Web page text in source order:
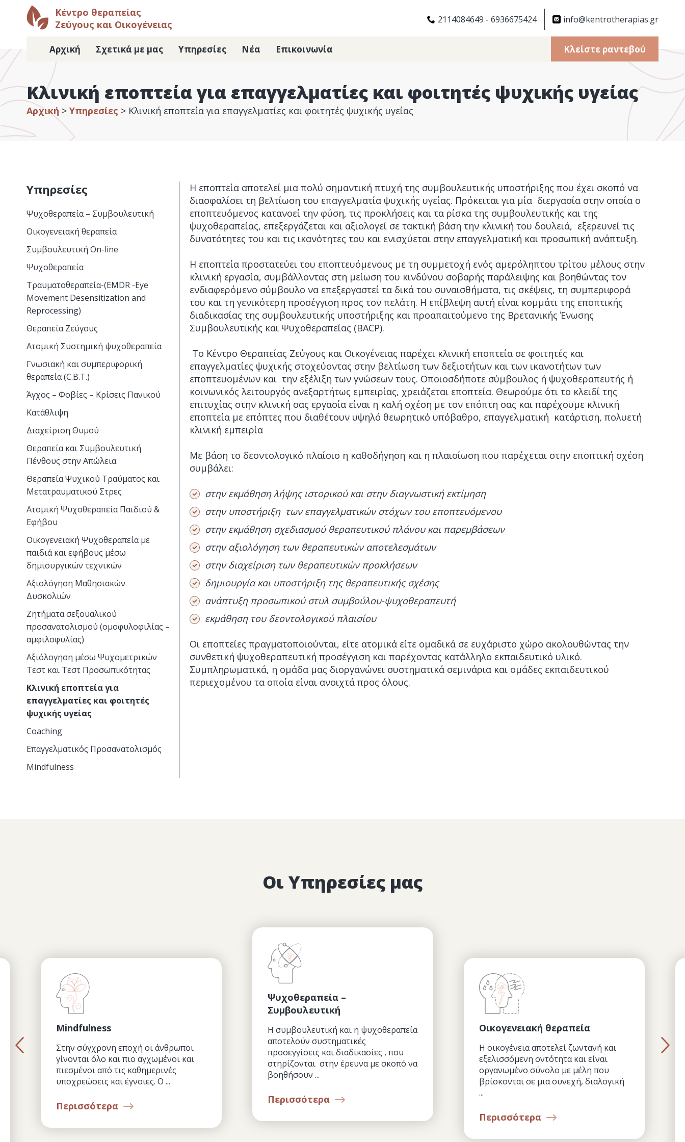
Κέντρο θεραπείας
Ζεύγους και Οικογένειας
2114084649 - 6936675424 info@kentrotherapias.gr
Αρχική Σχετικά με μας Υπηρεσίες Νέα Επικοινωνία Κλείστε ραντεβού
Κλινική εποπτεία για επαγγελματίες και φοιτητές ψυχικής υγείας
Αρχική > Υπηρεσίες > Κλινική εποπτεία για επαγγελματίες και φοιτητές ψυχικής υγείας
Υπηρεσίες
Ψυχοθεραπεία – Συμβουλευτική
Οικογενειακή θεραπεία
Συμβουλευτική On-line
Ψυχοθεραπεία
Τραυματοθεραπεία-(ΕMDR -Eye
Movement Desensitization and
Reprocessing)
Θεραπεία Ζεύγους
Ατομική Συστημική ψυχοθεραπεία
Γνωσιακή και συμπεριφορική
θεραπεία (C.B.T.)
Άγχος – Φοβίες – Κρίσεις Πανικού
Kατάθλιψη
Διαχείριση Θυμού
Θεραπεία και Συμβουλευτική
Πένθους στην Απώλεια
Θεραπεία Ψυχικού Τραύματος και
Μετατραυματικού Στρες
Ατομική Ψυχοθεραπεία Παιδιού &
Εφήβου
Οικογενειακή Ψυχοθεραπεία με
παιδιά και εφήβους μέσω
δημιουργικών τεχνικών
Αξιολόγηση Μαθησιακών
Δυσκολιών
Ζητήματα σεξουαλικού
προσανατολισμού (ομοφυλοφιλίας –
αμφιλοφυλίας)
Αξιόλογηση μέσω Ψυχομετρικών
Τεστ και Τεστ Προσωπικότητας
Κλινική εποπτεία για
επαγγελματίες και φοιτητές
ψυχικής υγείας
Coaching
Επαγγελματικός Προσανατολισμός
Mindfulness
Η εποπτεία αποτελεί μια πολύ σημαντική πτυχή της συμβουλευτικής υποστήριξης που έχει σκοπό να
διασφαλίσει τη βελτίωση του επαγγελματία ψυχικής υγείας. Πρόκειται για μία διεργασία στην οποία ο
εποπτευόμενος κατανοεί την φύση, τις προκλήσεις και τα ρίσκα της συμβουλευτικής και της
ψυχοθεραπείας, επεξεργάζεται και αξιολογεί σε τακτική βάση την κλινική του δουλειά, εξερευνεί τις
δυνατότητες του και τις ικανότητες του και ενισχύεται στην επαγγελματική και προσωπική ανάπτυξη.
Η εποπτεία προστατεύει του εποπτευόμενους με τη συμμετοχή ενός αμερόληπτου τρίτου μέλους στην
κλινική εργασία, συμβάλλοντας στη μείωση του κινδύνου σοβαρής παράλειψης και βοηθώντας τον
ενδιαφερόμενο σύμβουλο να επεξεργαστεί τα δικά του συναισθήματα, τις σκέψεις, τη συμπεριφορά
του και τη γενικότερη προσέγγιση προς τον πελάτη. H επίβλεψη αυτή είναι κομμάτι της εποπτικής
διαδικασίας της συμβουλευτικής υποστήριξης και προαπαιτούμενο της Βρετανικής Ένωσης
Συμβουλευτικής και Ψυχοθεραπείας (BACP).
Το Κέντρο Θεραπείας Ζεύγους και Οικογένειας παρέχει κλινική εποπτεία σε φοιτητές και
επαγγελματίες ψυχικής στοχεύοντας στην βελτίωση των δεξιοτήτων και των ικανοτήτων των
εποπτευομένων και την εξέλιξη των γνώσεων τους. Οποιοσδήποτε σύμβουλος ή ψυχοθεραπευτής ή
κοινωνικός λειτουργός ανεξαρτήτως εμπειρίας, χρειάζεται εποπτεία. Θεωρούμε ότι το κλειδί της
επιτυχίας στην κλινική σας εργασία είναι η καλή σχέση με τον επόπτη σας και παρέχουμε κλινική
εποπτεία με επόπτες που διαθέτουν υψηλό θεωρητικό υπόβαθρο, επαγγελματική κατάρτιση, πολυετή
κλινική εμπειρία
Με βάση το δεοντολογικό πλαίσιο η καθοδήγηση και η πλαισίωση που παρέχεται στην εποπτική σχέση
συμβάλει:
στην εκμάθηση λήψης ιστορικού και στην διαγνωστική εκτίμηση
στην υποστήριξη των επαγγελματικών στόχων του εποπτευόμενου
στην εκμάθηση σχεδιασμού θεραπευτικού πλάνου και παρεμβάσεων
στην αξιολόγηση των θεραπευτικών αποτελεσμάτων
στην διαχείριση των θεραπευτικών προκλήσεων
δημιουργία και υποστήριξη της θεραπευτικής σχέσης
ανάπτυξη προσωπικού στυλ συμβούλου-ψυχοθεραπευτή
εκμάθηση του δεοντολογικού πλαισίου
Οι εποπτείες πραγματοποιούνται, είτε ατομικά είτε ομαδικά σε ευχάριστο χώρο ακολουθώντας την
συνθετική ψυχοθεραπευτική προσέγγιση και παρέχοντας κατάλληλο εκπαιδευτικό υλικό.
Συμπληρωματικά, η ομάδα μας διοργανώνει συστηματικά σεμινάρια και ομάδες εκπαιδευτικού
περιεχομένου τα οποία είναι ανοιχτά προς όλους.
Οι Υπηρεσίες μας
Mindfulness
Στην σύγχρονη εποχή οι άνθρωποι
γίνονται όλο και πιο αγχωμένοι και
πιεσμένοι από τις καθημερινές
υποχρεώσεις και έγνοιες. Ο ...
Περισσότερα
Ψυχοθεραπεία –
Συμβουλευτική
Η συμβουλευτική και η ψυχοθεραπεία
αποτελούν συστηματικές
προσεγγίσεις και διαδικασίες , που
στηρίζονται στην έρευνα με σκοπό να
βοηθήσουν ...
Περισσότερα
Οικογενειακή θεραπεία
Η οικογένεια αποτελεί ζωντανή και
εξελισσόμενη οντότητα και είναι
οργανωμένο σύνολο με μέλη που
βρίσκονται σε μια συνεχή, διαλογική
...
Περισσότερα